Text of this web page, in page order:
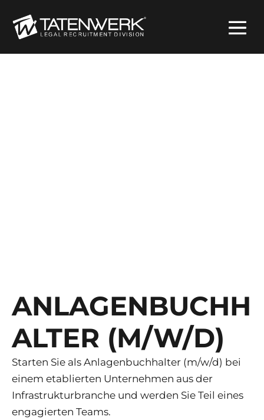
ANLAGENBUCHH
ALTER (M/W/D)
Starten Sie als Anlagenbuchhalter (m/w/d) bei
einem etablierten Unternehmen aus der
Infrastrukturbranche und werden Sie Teil eines
engagierten Teams.